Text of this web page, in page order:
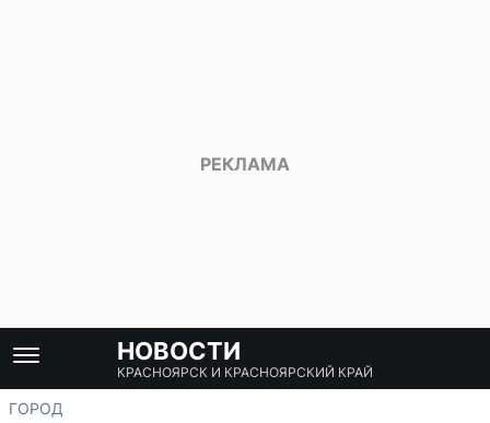
НОВОСТИ
КРАСНОЯРСК И КРАСНОЯРСКИЙ КРАЙ
ГОРОД